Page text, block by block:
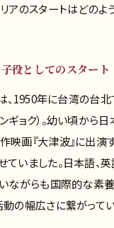
アのスタートはどの
役としてのスタート
、1950年に台湾の台
ギョク）。幼い頃から
画『大津波』に出演
いました。日本語、
いながらも国際的な素
の幅広さに繋がってい